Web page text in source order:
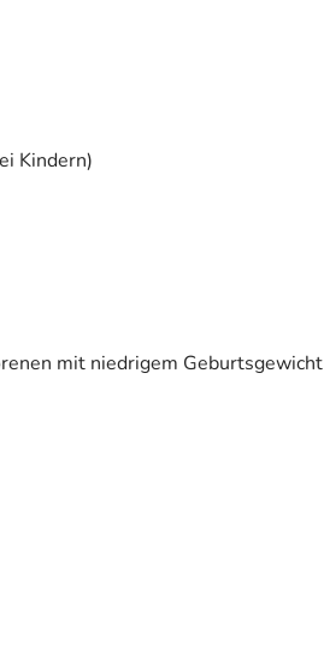
Kindern)
mit niedrigem Geburtsgewicht